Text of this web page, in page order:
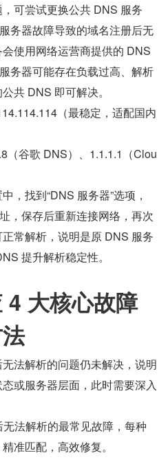
可尝试更换公共 DNS 服务
务器故障导致的域名注册后无
使用网络运营商提供的 DNS
务器可能存在负载过高、解析
共 DNS 即可解决。
（最稳定，适配国内
（谷歌 DNS）、1.1.1.1（Clou
，找到“DNS 服务器”选项，
，保存后重新连接网络，再次
常解析，说明是原 DNS 服务
提升解析稳定性。
4 大核心故障
法解析的问题仍未解决，说明
或服务器层面，此时需要深入
法解析的最常见故障，每种
准匹配，高效修复。